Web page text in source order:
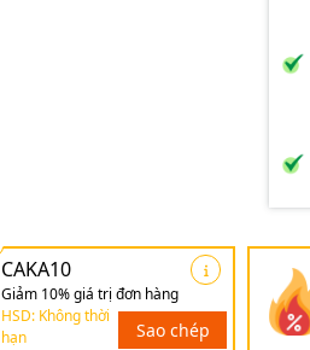
CAKA10
Giảm 10% giá trị đơn hàng
HSD: Không thời
hạn
Sao chép